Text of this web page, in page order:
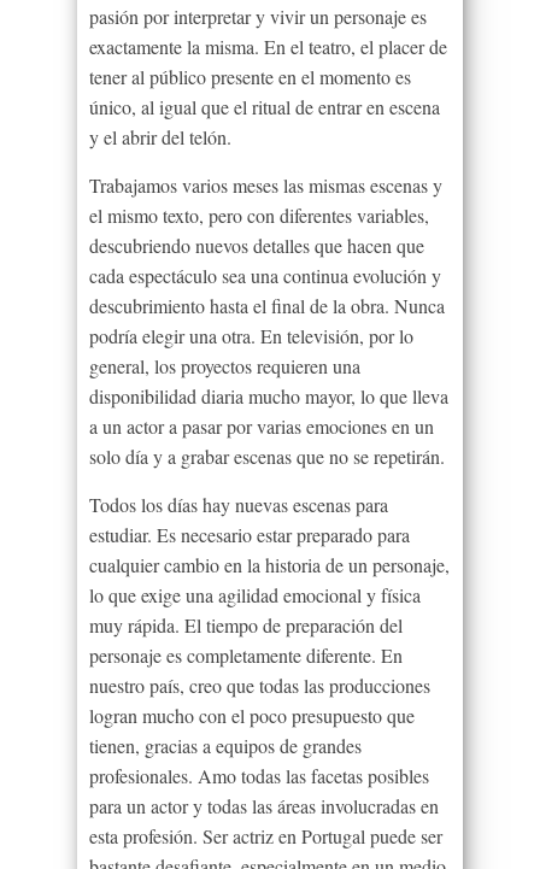
pasión por interpretar y vivir un personaje es
exactamente la misma. En el teatro, el placer de
tener al público presente en el momento es
único, al igual que el ritual de entrar en escena
y el abrir del telón.
Trabajamos varios meses las mismas escenas y
el mismo texto, pero con diferentes variables,
descubriendo nuevos detalles que hacen que
cada espectáculo sea una continua evolución y
descubrimiento hasta el final de la obra. Nunca
podría elegir una otra. En televisión, por lo
general, los proyectos requieren una
disponibilidad diaria mucho mayor, lo que lleva
a un actor a pasar por varias emociones en un
solo día y a grabar escenas que no se repetirán.
Todos los días hay nuevas escenas para
estudiar. Es necesario estar preparado para
cualquier cambio en la historia de un personaje,
lo que exige una agilidad emocional y física
muy rápida. El tiempo de preparación del
personaje es completamente diferente. En
nuestro país, creo que todas las producciones
logran mucho con el poco presupuesto que
tienen, gracias a equipos de grandes
profesionales. Amo todas las facetas posibles
para un actor y todas las áreas involucradas en
esta profesión. Ser actriz en Portugal puede ser